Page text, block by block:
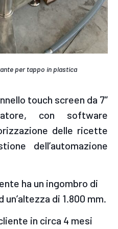
per tappo in plastica
touch screen da 7”
con software
delle ricette
dell’automazione
ha un ingombro di
di 1.800 mm.
in circa 4 mesi